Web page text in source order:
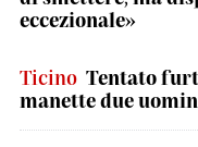
eccezionale»
Ticino Tentato
manette due